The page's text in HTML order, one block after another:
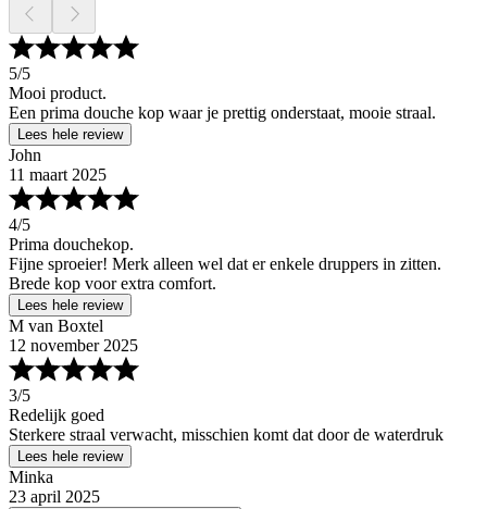
5/5
Mooi product.
Een prima douche kop waar je prettig onderstaat, mooie straal.
Lees hele review
John
11 maart 2025
4/5
Prima douchekop.
Fijne sproeier! Merk alleen wel dat er enkele druppers in zitten.
Brede kop voor extra comfort.
Lees hele review
M van Boxtel
12 november 2025
3/5
Redelijk goed
Sterkere straal verwacht, misschien komt dat door de waterdruk
Lees hele review
Minka
23 april 2025